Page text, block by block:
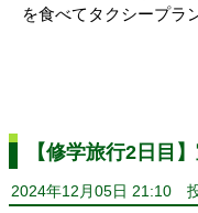
を食べてタクシープラ
【修学旅行2日目
2024年12月05日 21:10